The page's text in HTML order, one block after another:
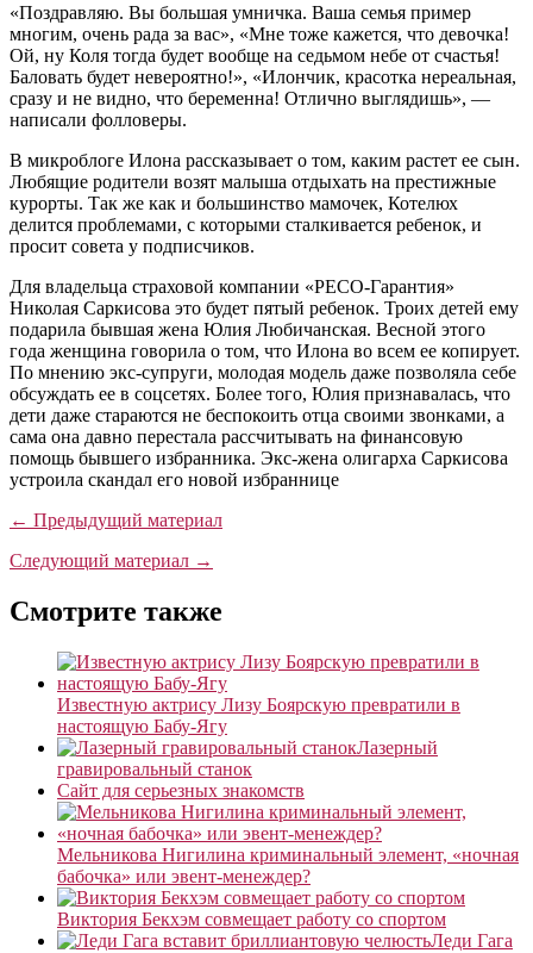
«Поздравляю. Вы большая умничка. Ваша семья пример
многим, очень рада за вас», «Мне тоже кажется, что девочка!
Ой, ну Коля тогда будет вообще на седьмом небе от счастья!
Баловать будет невероятно!», «Илончик, красотка нереальная,
сразу и не видно, что беременна! Отлично выглядишь», —
написали фолловеры.
В микроблоге Илона рассказывает о том, каким растет ее сын.
Любящие родители возят малыша отдыхать на престижные
курорты. Так же как и большинство мамочек, Котелюх
делится проблемами, с которыми сталкивается ребенок, и
просит совета у подписчиков.
Для владельца страховой компании «РЕСО-Гарантия»
Николая Саркисова это будет пятый ребенок. Троих детей ему
подарила бывшая жена Юлия Любичанская. Весной этого
года женщина говорила о том, что Илона во всем ее копирует.
По мнению экс-супруги, молодая модель даже позволяла себе
обсуждать ее в соцсетях. Более того, Юлия признавалась, что
дети даже стараются не беспокоить отца своими звонками, а
сама она давно перестала рассчитывать на финансовую
помощь бывшего избранника. Экс-жена олигарха Саркисова
устроила скандал его новой избраннице
← Предыдущий материал
Следующий материал →
Смотрите также
Известную актрису Лизу Боярскую превратили в
настоящую Бабу-Ягу
Лазерный
гравировальный станок
Сайт для серьезных знакомств
Мельникова Нигилина криминальный элемент, «ночная
бабочка» или эвент-менеждер?
Виктория Бекхэм совмещает работу со спортом
Леди Гага